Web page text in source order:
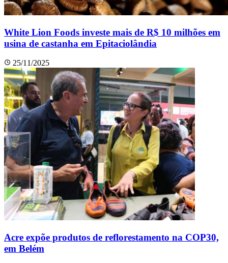
White Lion Foods investe mais de R$ 10 milhões em
usina de castanha em Epitaciolândia
25/11/2025
Acre expõe produtos de reflorestamento na COP30,
em Belém